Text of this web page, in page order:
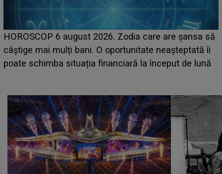
LINE-UP UNTOLD ONE, prima zi. Cine sunt artiștii
care deschid festivalul și de la ce ore au loc cele mai
așteptate concerte pe scena principală?